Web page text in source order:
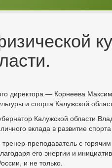
директора — Корнеева
и спорта Калужской
Калужской области
вклада в развитие
преподаватель с
его энергии и
и не только.